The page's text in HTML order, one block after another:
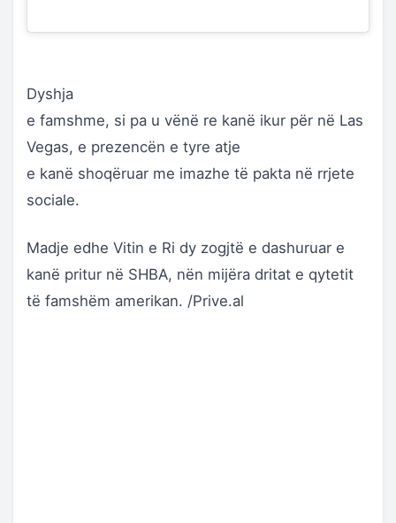
Dyshja
e famshme, si pa u vënë re kanë ikur për në Las
Vegas, e prezencën e tyre atje
e kanë shoqëruar me imazhe të pakta në rrjete
sociale.
Madje edhe Vitin e Ri dy zogjtë e dashuruar e
kanë pritur në SHBA, nën mijëra dritat e qytetit
të famshëm amerikan. /Prive.al